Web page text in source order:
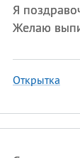
Я
Желаю
Открытка